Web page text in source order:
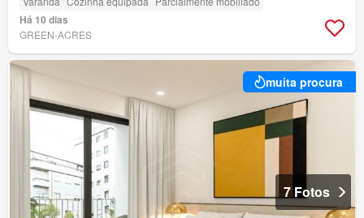
Há 10 dias
GREEN-ACRES
muita procura
7 Fotos